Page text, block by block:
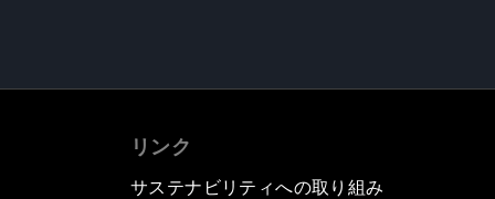
リンク
サステナビリティへの取り組み